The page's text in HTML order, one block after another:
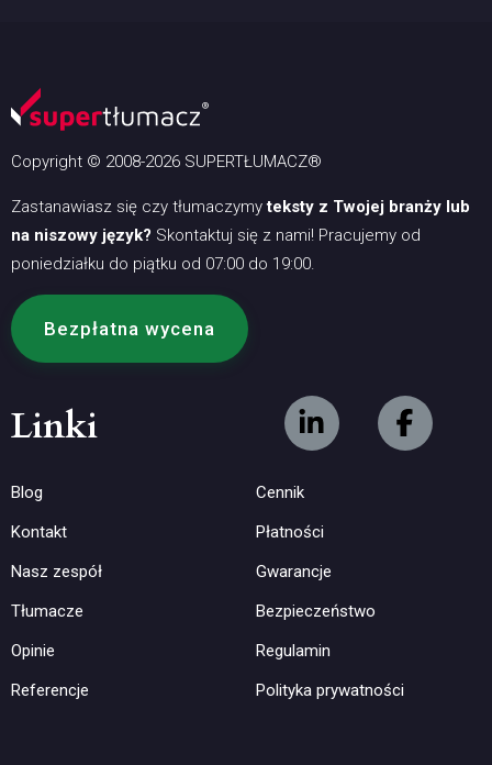
Copyright © 2008-2026 SUPERTŁUMACZ®
Zastanawiasz się czy tłumaczymyteksty z Twojej branży lub
na niszowy język? Skontaktuj się z nami! Pracujemy od
poniedziałku do piątku od 07:00 do 19:00.
Bezpłatna wycena
Linki
Blog
Kontakt
Nasz zespół
Tłumacze
Opinie
Referencje
Cennik
Płatności
Gwarancje
Bezpieczeństwo
Regulamin
Polityka prywatności